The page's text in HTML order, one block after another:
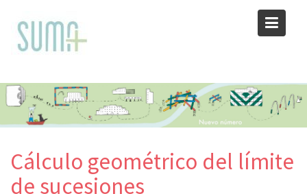
content
Cálculo geométrico del límite
de sucesiones